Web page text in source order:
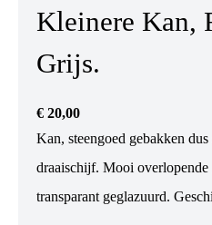
Kleinere Kan,
Grijs.
€ 20,00
Kan, steengoed gebakken
draaischijf. Mooi
transparant geglazuurd.